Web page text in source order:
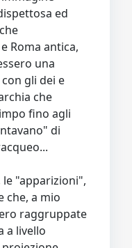
ed
Roma antica,
una
gli dei e
che
fino agli
di
le "apparizioni",
che, a mio
raggruppate
a livello